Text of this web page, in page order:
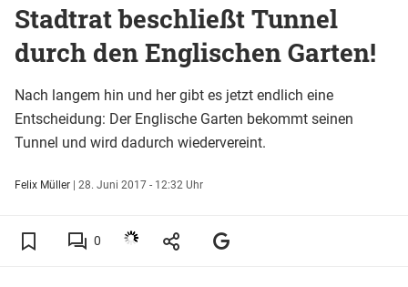
Stadtrat beschließt Tunnel
durch den Englischen Garten!
Nach langem hin und her gibt es jetzt endlich eine
Entscheidung: Der Englische Garten bekommt seinen
Tunnel und wird dadurch wiedervereint.
Felix Müller | 28. Juni 2017 - 12:32 Uhr
0